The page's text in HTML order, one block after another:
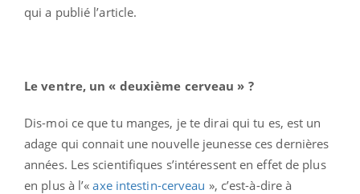
qui a publié l’article.
Le ventre, un « deuxième cerveau » ?
Dis-moi ce que tu manges, je te dirai qui tu es, est un
adage qui connait une nouvelle jeunesse ces dernières
années. Les scientifiques s’intéressent en effet de plus
en plus à l’«axe intestin-cerveau », c’est-à-dire à